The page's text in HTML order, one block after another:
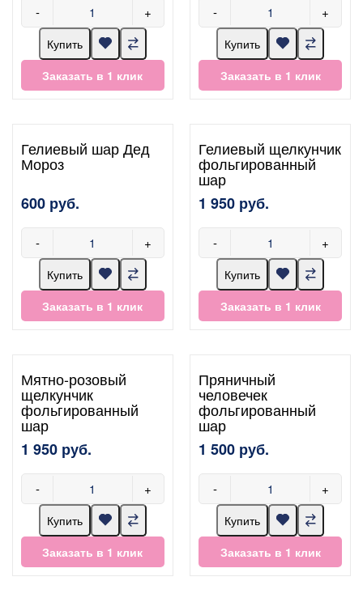
- +
Купить
Заказать в 1 клик
- +
Купить
Заказать в 1 клик
Гелиевый шар Дед
Мороз
600 руб.
- +
Купить
Заказать в 1 клик
Гелиевый щелкунчик
фольгированный
шар
1 950 руб.
- +
Купить
Заказать в 1 клик
Мятно-розовый
щелкунчик
фольгированный
шар
1 950 руб.
- +
Купить
Заказать в 1 клик
Пряничный
человечек
фольгированный
шар
1 500 руб.
- +
Купить
Заказать в 1 клик